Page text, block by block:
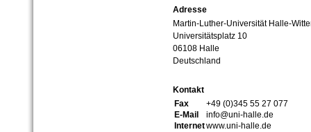
Adresse
Martin-Luther-Universität Halle-
Universitätsplatz 10
06108 Halle
Deutschland
Kontakt
Fax
+49 (0)345 55 27 077
E-Mail
info@uni-halle.de
Internetwww.uni-halle.de